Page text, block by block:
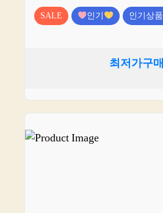
SALE 인기 인기상품
최저가구매